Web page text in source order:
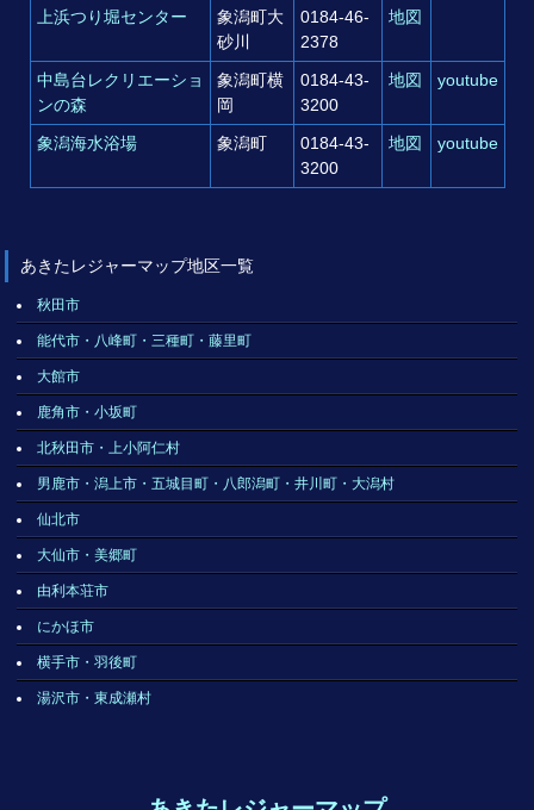
上浜つり堀センター
象潟町大
砂川
0184‐46‐
2378
地図
中島台レクリエーショ
ンの森
象潟町横
岡
0184‐43‐
3200
地図 youtube
象潟海水浴場 象潟町
0184‐43‐
3200
地図 youtube
あきたレジャーマップ地区一覧
秋田市
能代市・八峰町・三種町・藤里町
大館市
鹿角市・小坂町
北秋田市・上小阿仁村
男鹿市・潟上市・五城目町・八郎潟町・井川町・大潟村
仙北市
大仙市・美郷町
由利本荘市
にかほ市
横手市・羽後町
湯沢市・東成瀬村